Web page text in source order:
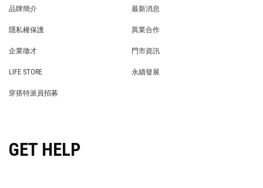
品牌簡介
最新消息
隱私權保護
異業合作
企業徵才
門市資訊
LIFE STORE
永續發展
穿搭特派員招募
GET HELP